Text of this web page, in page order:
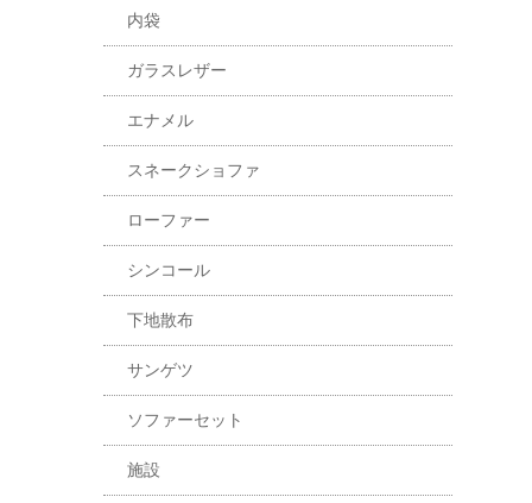
内袋
ガラスレザー
エナメル
スネークショファ
ローファー
シンコール
下地散布
サンゲツ
ソファーセット
施設